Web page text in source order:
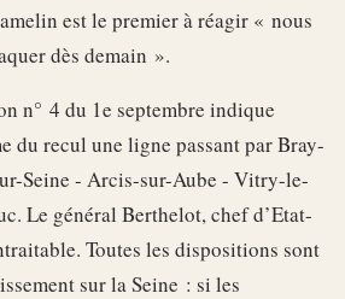
est le premier à réagir « nous
dès demain ».
n° 4 du 1e septembre indique
du recul une ligne passant par Bray-
Seine - Arcis-sur-Aube - Vitry-le-
Le général Berthelot, chef d’Etat-
Toutes les dispositions sont
sur la Seine : si les